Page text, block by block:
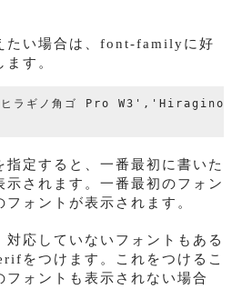
たい場合は、font-familyに好
す。
ギノ角ゴ Pro W3','Hiragino
指定すると、一番最初に書いた
示されます。一番最初のフォン
フォントが表示されます。
対応していないフォントもある
をつけます。これをつけるこ
フォントも表示されない場合